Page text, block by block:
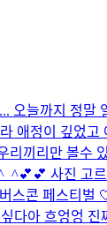
늘까지 정
애정이 깊었고
끼리만 볼수
사진 고
스콘 페스티벌
다아 흐엉엉